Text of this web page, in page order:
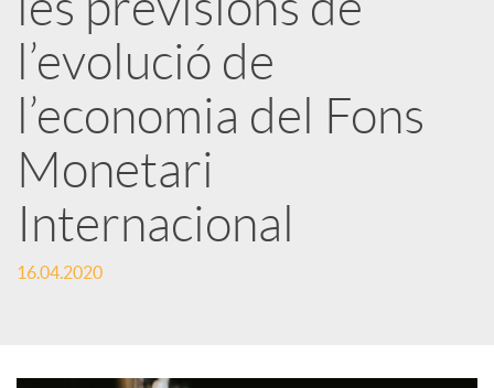
x
e
s
S
l’evolució de
l’economia del Fons
Monetari
Internacional
16.04.2020